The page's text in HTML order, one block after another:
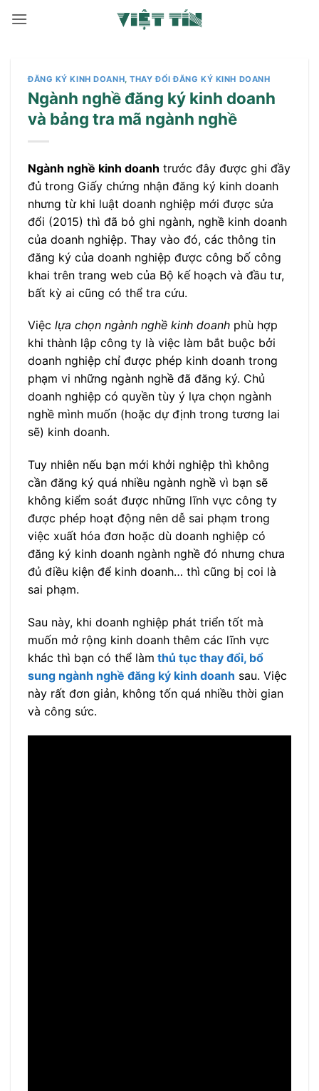
qua
ĐĂNG KÝ KINH DOANH,THAY ĐỔI ĐĂNG KÝ KINH DOANH
Ngành nghề đăng ký kinh doanh
và bảng tra mã ngành nghề
Ngành nghề kinh doanh trước đây được ghi đầy
đủ trong Giấy chứng nhận đăng ký kinh doanh
nhưng từ khi luật doanh nghiệp mới được sửa
đổi (2015) thì đã bỏ ghi ngành, nghề kinh doanh
của doanh nghiệp. Thay vào đó, các thông tin
đăng ký của doanh nghiệp được công bố công
khai trên trang web của Bộ kế hoạch và đầu tư,
bất kỳ ai cũng có thể tra cứu.
Việc lựa chọn ngành nghề kinh doanh phù hợp
khi thành lập công ty là việc làm bắt buộc bởi
doanh nghiệp chỉ được phép kinh doanh trong
phạm vi những ngành nghề đã đăng ký. Chủ
doanh nghiệp có quyền tùy ý lựa chọn ngành
nghề mình muốn (hoặc dự định trong tương lai
sẽ) kinh doanh.
Tuy nhiên nếu bạn mới khởi nghiệp thì không
cần đăng ký quá nhiều ngành nghề vì bạn sẽ
không kiểm soát được những lĩnh vực công ty
được phép hoạt động nên dễ sai phạm trong
việc xuất hóa đơn hoặc dù doanh nghiệp có
đăng ký kinh doanh ngành nghề đó nhưng chưa
đủ điều kiện để kinh doanh… thì cũng bị coi là
sai phạm.
Sau này, khi doanh nghiệp phát triển tốt mà
muốn mở rộng kinh doanh thêm các lĩnh vực
khác thì bạn có thể làm thủ tục thay đổi, bổ
sung ngành nghề đăng ký kinh doanh sau. Việc
này rất đơn giản, không tốn quá nhiều thời gian
và công sức.